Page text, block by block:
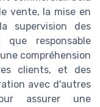
vente, la mise en
supervision des
responsable
compréhension
clients, et des
avec d'autres
assurer une